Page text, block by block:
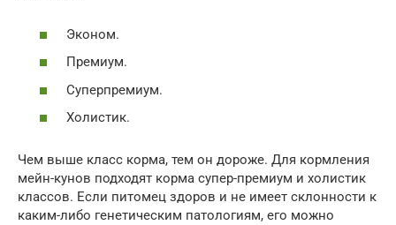
Эконом.
Премиум.
Суперпремиум.
Холистик.
Чем выше класс корма, тем он дороже. Для кормления
мейн-кунов подходят корма супер-премиум и холистик
классов. Если питомец здоров и не имеет склонности к
каким-либо генетическим патологиям, его можно